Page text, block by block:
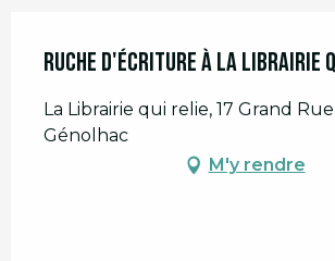
Ruche d'écriture à la Librairie
La Librairie qui relie, 17 Grand
Génolhac
M'y rendre